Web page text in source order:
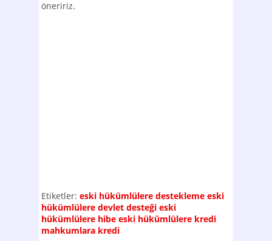
öneririz.
Etiketler: eski hükümlülere destekleme eski
hükümlülere devlet desteği eski
hükümlülere hibe eski hükümlülere kredi
mahkumlara kredi